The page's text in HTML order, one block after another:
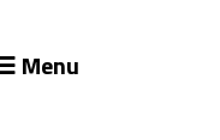
Menu